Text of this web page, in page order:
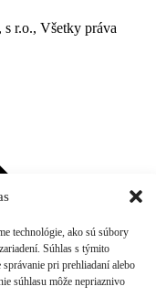
technológie, ako sú súbory
Súhlas s týmito
pri prehliadaní alebo
súhlasu môže nepriaznivo
r.o., Všetky práva